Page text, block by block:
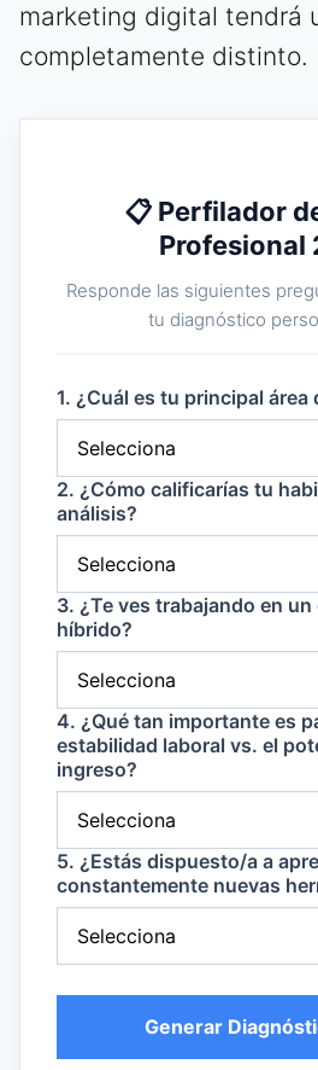
marketing digital tendrá
completamente distinto.
📋 Perfilador
Profesional
Responde las siguientes
tu diagnóstico
1. ¿Cuál es tu principal área
2. ¿Cómo calificarías tu
análisis?
3. ¿Te ves trabajando en
híbrido?
4. ¿Qué tan importante es
estabilidad laboral vs. el
ingreso?
5. ¿Estás dispuesto/a a
constantemente nuevas
Generar